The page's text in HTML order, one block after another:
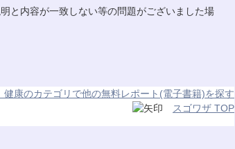
と内容が一致しない等の問題がございました場
健康のカテゴリで他の無料レポート(電子書籍)を探す
スゴワザ TOP